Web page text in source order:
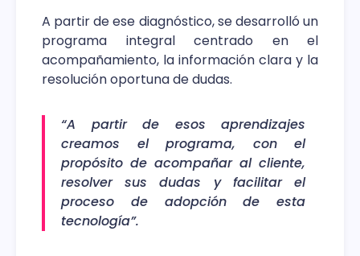
A partir de ese diagnóstico, se desarrolló un
programa integral centrado en el
acompañamiento, la información clara y la
resolución oportuna de dudas.
“A partir de esos aprendizajes
creamos el programa, con el
propósito de acompañar al cliente,
resolver sus dudas y facilitar el
proceso de adopción de esta
tecnología”.